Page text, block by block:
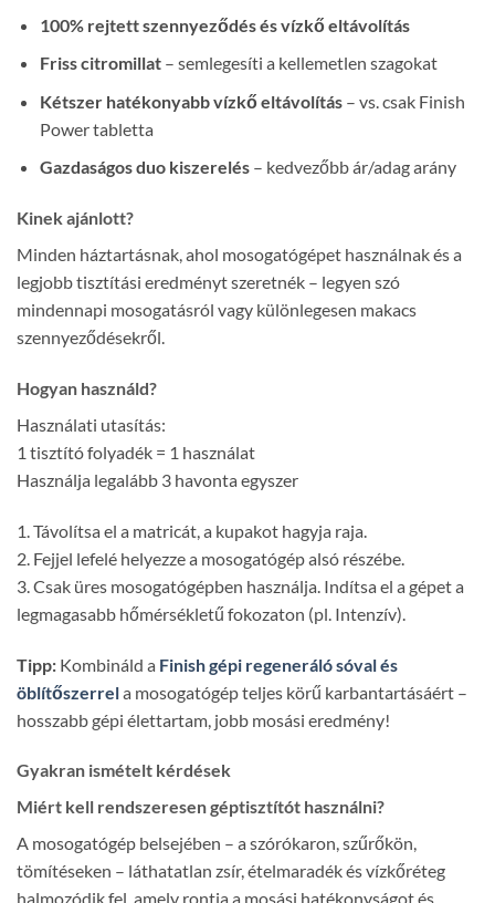
100% rejtett szennyeződés és vízkő eltávolítás
Friss citromillat– semlegesíti a kellemetlen szagokat
Kétszer hatékonyabb vízkő eltávolítás– vs. csak Finish
Power tabletta
Gazdaságos duo kiszerelés– kedvezőbb ár/adag arány
Kinek ajánlott?
Minden háztartásnak, ahol mosogatógépet használnak és a
legjobb tisztítási eredményt szeretnék – legyen szó
mindennapi mosogatásról vagy különlegesen makacs
szennyeződésekről.
Hogyan használd?
Használati utasítás:
1 tisztító folyadék = 1 használat
Használja legalább 3 havonta egyszer
1. Távolítsa el a matricát, a kupakot hagyja raja.
2. Fejjel lefelé helyezze a mosogatógép alsó részébe.
3. Csak üres mosogatógépben használja. Indítsa el a gépet a
legmagasabb hőmérsékletű fokozaton (pl. Intenzív).
Tipp: Kombináld a Finish gépi regeneráló sóval és
öblítőszerrela mosogatógép teljes körű karbantartásáért –
hosszabb gépi élettartam, jobb mosási eredmény!
Gyakran ismételt kérdések
Miért kell rendszeresen géptisztítót használni?
A mosogatógép belsejében – a szórókaron, szűrőkön,
tömítéseken – láthatatlan zsír, ételmaradék és vízkőréteg
halmozódik fel, amely rontja a mosási hatékonyságot és